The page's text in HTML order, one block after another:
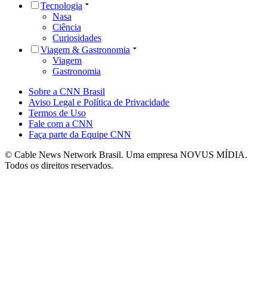
Tecnologia
Nasa
Ciência
Curiosidades
Viagem & Gastronomia
Viagem
Gastronomia
Sobre a CNN Brasil
Aviso Legal e Política de Privacidade
Termos de Uso
Fale com a CNN
Faça parte da Equipe CNN
© Cable News Network Brasil. Uma empresa NOVUS MÍDIA.
Todos os direitos reservados.